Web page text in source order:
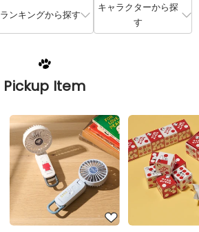
ランキングから探す
キャラクターから探
す
Pickup Item